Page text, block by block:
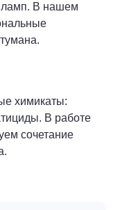
ламп. В нашем
химикаты:
В работе
сочетание